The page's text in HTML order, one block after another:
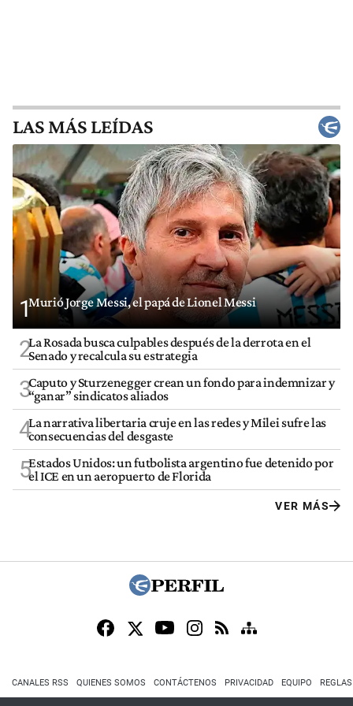
LAS MÁS LEÍDAS
1Murió Jorge Messi, el papá de Lionel Messi
2La Rosada busca culpables después de la derrota en el
Senado y recalcula su estrategia
3Caputo y Sturzenegger crean un fondo para indemnizar y
“ganar” sindicatos aliados
4La narrativa libertaria cruje en las redes y Milei sufre las
consecuencias del desgaste
5Estados Unidos: un futbolista argentino fue detenido por
el ICE en un aeropuerto de Florida
VER MÁS
CANALES RSS QUIENES SOMOS CONTÁCTENOS PRIVACIDAD EQUIPO